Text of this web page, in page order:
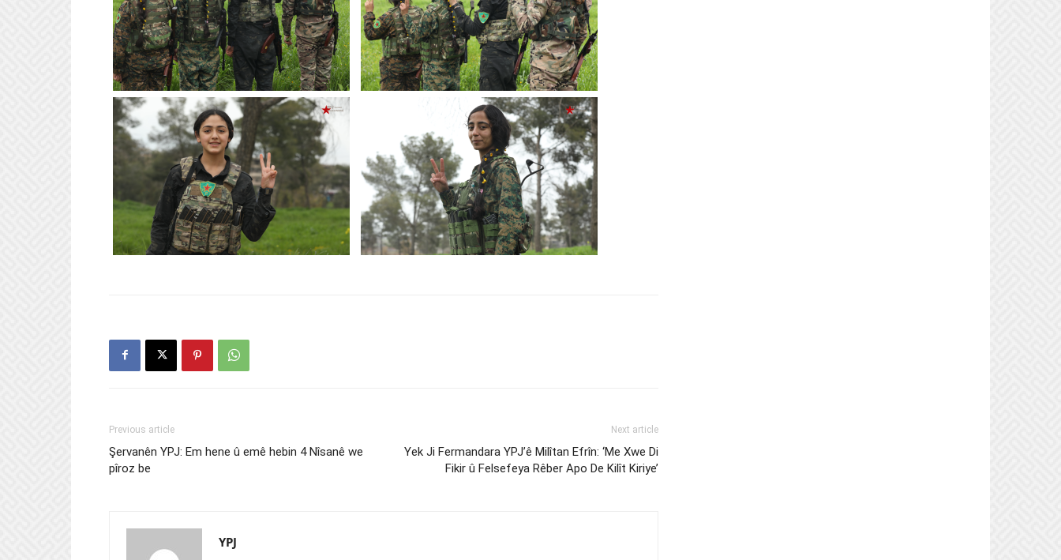
Previous article
Şervanên YPJ: Em hene û emê hebin 4 Nîsanê we
pîroz be
Next article
Yek Ji Fermandara YPJ’ê Milîtan Efrîn: ‘Me Xwe Di
Fikir û Felsefeya Rêber Apo De Kilît Kiriye’
YPJ